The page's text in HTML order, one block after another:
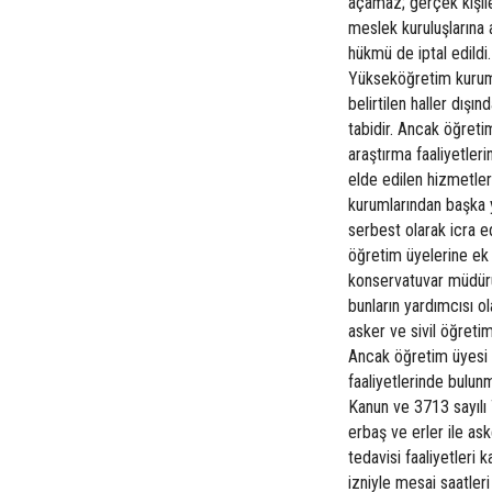
meslek
hükmü de iptal
Yükseköğretim
belirtilen haller
tabidir. Ancak
araştırma
elde edilen
kurumlarından
serbest olarak icra
öğretim üyelerine ek
konservatuvar
bunların
asker ve sivil
Ancak öğretim üyesi
faaliyetlerinde
Kanun ve 3713
erbaş ve erler ile
tedavisi faaliyetleri
izniyle mesai saatleri